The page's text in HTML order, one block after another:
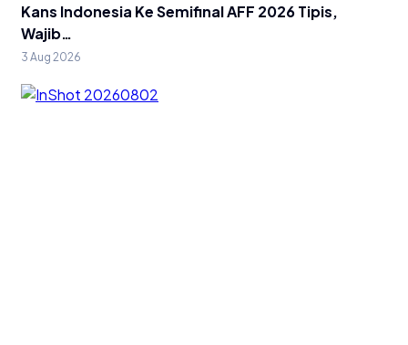
Kans Indonesia Ke Semifinal AFF 2026 Tipis,
Wajib…
3 Aug 2026